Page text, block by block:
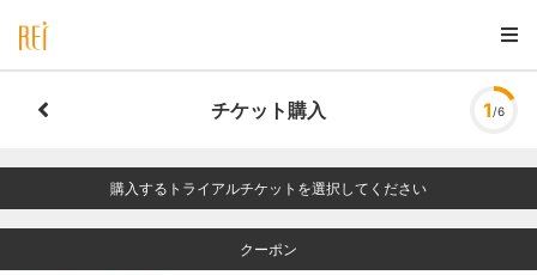
チケット購入 1 /6
購入するトライアルチケットを選択してください
クーポン